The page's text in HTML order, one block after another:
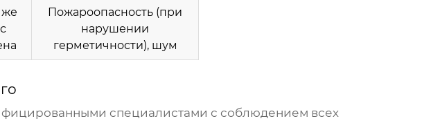
же
Пожароопасность (при
нарушении
герметичности), шум
специалистами с соблюдением всех